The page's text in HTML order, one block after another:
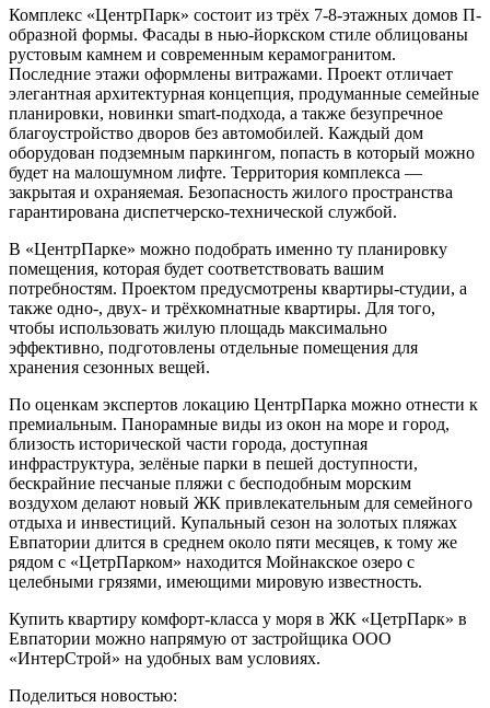
Комплекс «ЦентрПарк» состоит из трёх 7-8-этажных домов П-
образной формы. Фасады в нью-йоркском стиле облицованы
рустовым камнем и современным керамогранитом.
Последние этажи оформлены витражами. Проект отличает
элегантная архитектурная концепция, продуманные семейные
планировки, новинки smart‐подхода, а также безупречное
благоустройство дворов без автомобилей. Каждый дом
оборудован подземным паркингом, попасть в который можно
будет на малошумном лифте. Территория комплекса —
закрытая и охраняемая. Безопасность жилого пространства
гарантирована диспетчерско-технической службой.
В «ЦентрПарке» можно подобрать именно ту планировку
помещения, которая будет соответствовать вашим
потребностям. Проектом предусмотрены квартиры-студии, а
также одно-, двух- и трёхкомнатные квартиры. Для того,
чтобы использовать жилую площадь максимально
эффективно, подготовлены отдельные помещения для
хранения сезонных вещей.
По оценкам экспертов локацию ЦентрПарка можно отнести к
премиальным. Панорамные виды из окон на море и город,
близость исторической части города, доступная
инфраструктура, зелёные парки в пешей доступности,
бескрайние песчаные пляжи с бесподобным морским
воздухом делают новый ЖК привлекательным для семейного
отдыха и инвестиций. Купальный сезон на золотых пляжах
Евпатории длится в среднем около пяти месяцев, к тому же
рядом с «ЦетрПарком» находится Мойнакское озеро с
целебными грязями, имеющими мировую известность.
Купить квартиру комфорт-класса у моря в ЖК «ЦетрПарк» в
Евпатории можно напрямую от застройщика ООО
«ИнтерСтрой» на удобных вам условиях.
Поделиться новостью: